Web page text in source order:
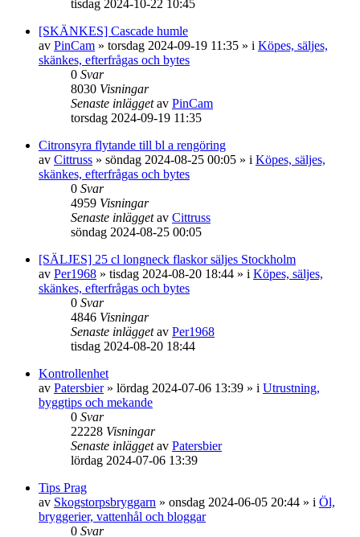
tisdag 2024-10-22 10:45
[SKÄNKES] Cascade humle
av PinCam » torsdag 2024-09-19 11:35 » i Köpes, säljes,
skänkes, efterfrågas och bytes
0 Svar
8030 Visningar
Senaste inläggetav PinCam
torsdag 2024-09-19 11:35
Citronsyra flytande till bl a rengöring
av Cittruss » söndag 2024-08-25 00:05 » i Köpes, säljes,
skänkes, efterfrågas och bytes
0 Svar
4959 Visningar
Senaste inläggetav Cittruss
söndag 2024-08-25 00:05
[SÄLJES] 25 cl longneck flaskor säljes Stockholm
av Per1968 » tisdag 2024-08-20 18:44 » i Köpes, säljes,
skänkes, efterfrågas och bytes
0 Svar
4846 Visningar
Senaste inläggetav Per1968
tisdag 2024-08-20 18:44
Kontrollenhet
av Patersbier» lördag 2024-07-06 13:39 » i Utrustning,
byggtips och mekande
0 Svar
22228 Visningar
Senaste inläggetav Patersbier
lördag 2024-07-06 13:39
Tips Prag
av Skogstorpsbryggarn » onsdag 2024-06-05 20:44 » i Öl,
bryggerier, vattenhål och bloggar
0 Svar